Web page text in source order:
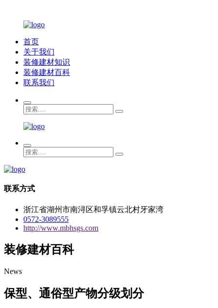
首页
关于我们
装修建材知识
装修建材百科
联系我们
联系方式
浙江省湖州市南浔区和孚镇云北村牙家湾
0572-3089555
http://www.mbhsgs.com
装修建材百科
News
保型、通俗型产物分级划分